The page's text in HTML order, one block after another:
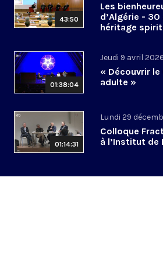
43:50
Les
d’Algérie -
héritage
01:38:04
Jeudi 9 avril 2026
« Découvrir le
adulte »
01:14:31
Lundi 29
Colloque
à l’Institut de